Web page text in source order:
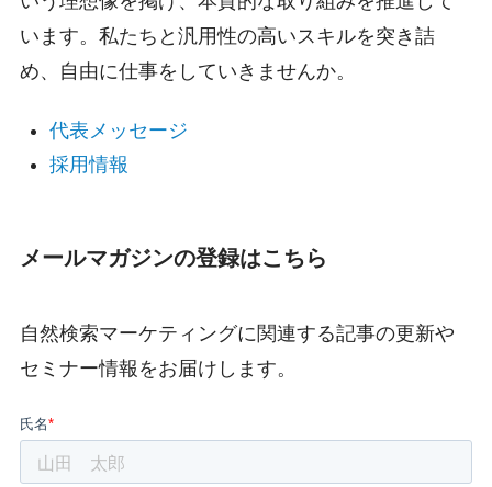
います。私たちと汎用性の高いスキルを突き詰
め、自由に仕事をしていきませんか。
代表メッセージ
採用情報
メールマガジンの登録はこちら
自然検索マーケティングに関連する記事の更新や
セミナー情報をお届けします。